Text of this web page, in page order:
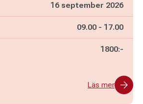
16 september 2026
Pågår mellan
09.00 - och
17.00
1800:-
Läs mer